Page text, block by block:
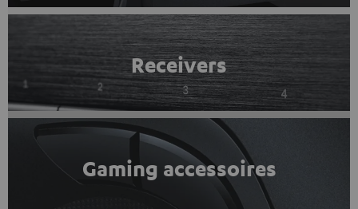
Receivers
Gaming accessoires